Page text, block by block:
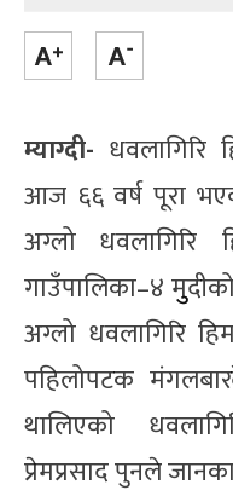
म्याग्दी- धवलागिरि
आज ६६ वर्ष पूरा
अग्लो धवलागिरि
गाउँपालिका–४
अग्लो धवलागिरि
पहिलोपटक
थालिएको
प्रेमप्रसाद पुनले